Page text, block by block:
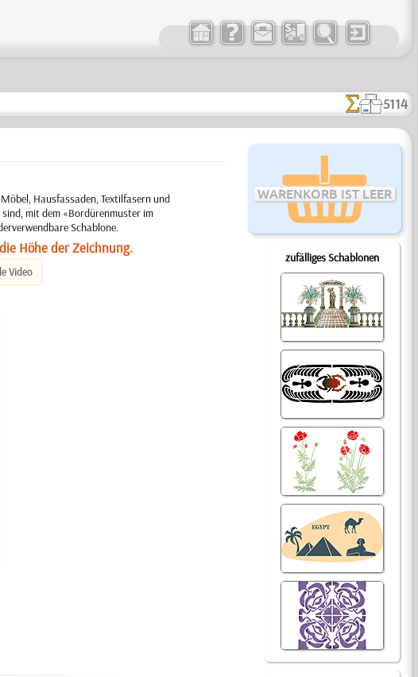
5114
WARENKORB IST LEER
zufälliges Schablonen
Hausfassaden, Textilfasern und
mit dem «Bordürenmuster im
Schablone.
Höhe der Zeichnung.
Video